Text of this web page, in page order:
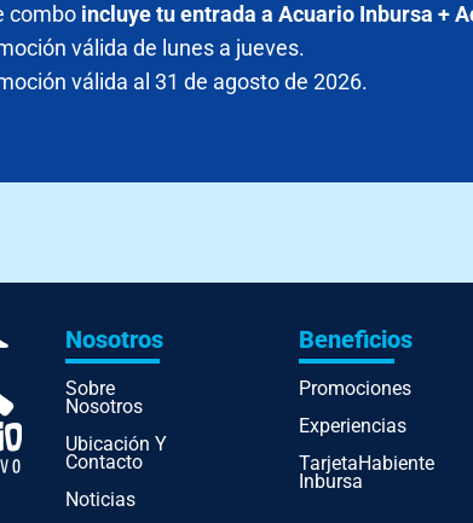
comboincluye tu entrada a Acuario Inbursa +
válida de lunes a jueves.
válida al 31 de agosto de 2026.
Nosotros
Sobre
Nosotros
Ubicación Y
Contacto
Noticias
Beneficios
Promociones
Experiencias
TarjetaHabiente
Inbursa